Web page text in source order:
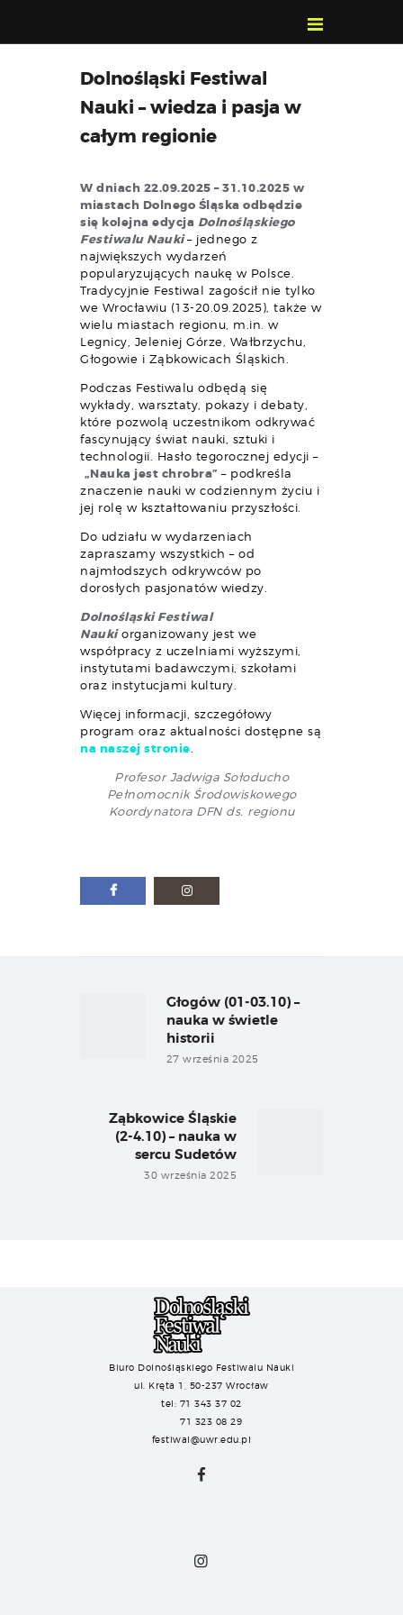
POZNAJ, POLUB,
PAMIĘTAJ!
PROGRAM
WYSZUKIWARKA
WYDARZEŃ
Dolnośląski Festiwal
Nauki – wiedza i pasja w
całym regionie
W dniach 22.09.2025 – 31.10.2025 w
miastach Dolnego Śląska odbędzie
się kolejna edycja Dolnośląskiego
Festiwalu Nauki – jednego z
największych wydarzeń
popularyzujących naukę w Polsce.
Tradycyjnie Festiwal zagościł nie tylko
we Wrocławiu (13-20.09.2025), także w
wielu miastach regionu, m.in. w
Legnicy, Jeleniej Górze, Wałbrzychu,
Głogowie i Ząbkowicach Śląskich.
Podczas Festiwalu odbędą się
wykłady, warsztaty, pokazy i debaty,
które pozwolą uczestnikom odkrywać
fascynujący świat nauki, sztuki i
technologii. Hasło tegorocznej edycji –
„Nauka jest chrobra” – podkreśla
znaczenie nauki w codziennym życiu i
jej rolę w kształtowaniu przyszłości.
Do udziału w wydarzeniach
zapraszamy wszystkich – od
najmłodszych odkrywców po
dorosłych pasjonatów wiedzy.
Dolnośląski Festiwal
Naukiorganizowany jest we
współpracy z uczelniami wyższymi,
instytutami badawczymi, szkołami
oraz instytucjami kultury.
Więcej informacji, szczegółowy
program oraz aktualności dostępne są
na naszej stronie
Profesor Jadwiga Sołoducho
Pełnomocnik Środowiskowego
Koordynatora DFN ds. regionu
Previous
post:
Głogów (01-03.10) –
nauka w świetle
historii
27 września 2025
Ząbkowice Śląskie
(2-4.10) – nauka w
sercu Sudetów
30 września 2025
Biuro Dolnośląskiego Festiwalu Nauki
ul. Kręta 1, 50-237 Wrocław
tel: 71 343 37 02
71 323 08 29
festiwal@uwr.edu.pl